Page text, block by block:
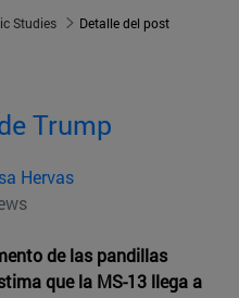
Studies Detalle del post
Trump
Hervas
de las pandillas
que la MS-13 llega a